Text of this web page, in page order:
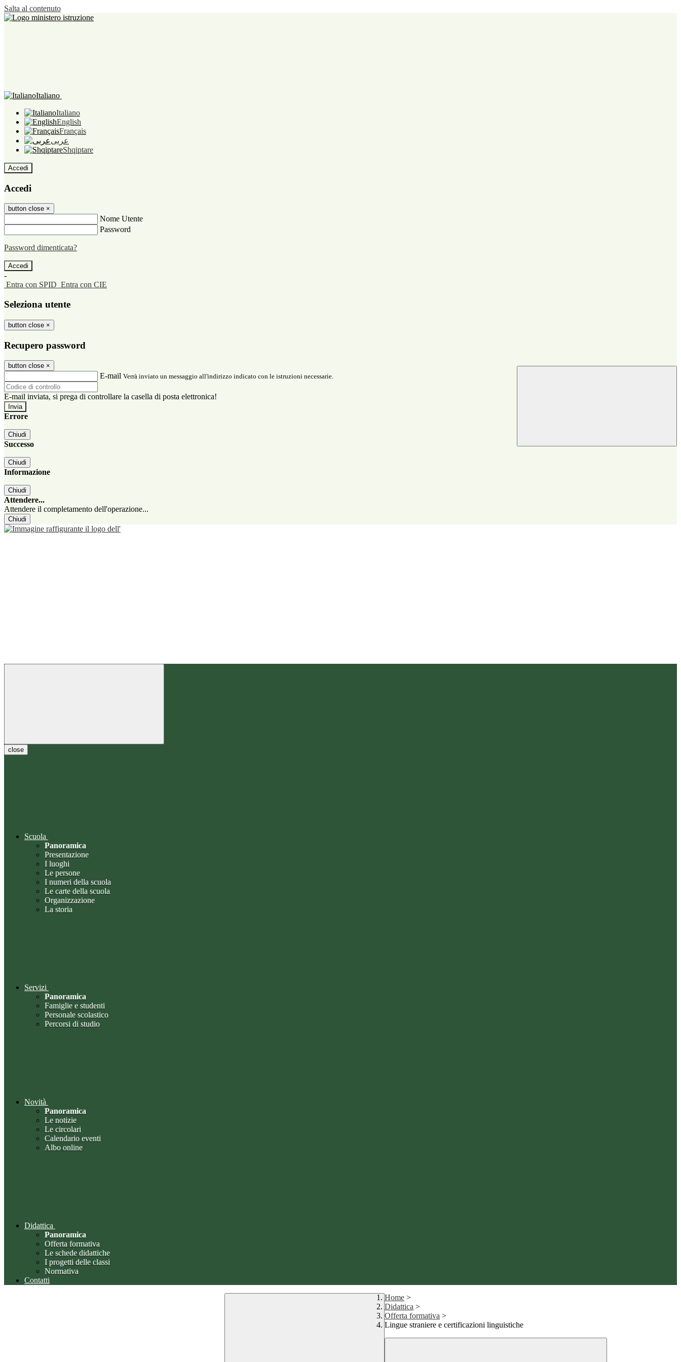
Salta al contenuto
Italiano
Italiano
English
Français
عربى
Shqiptare
Accedi
Accedi
button close ×
Nome Utente
Password
Password dimenticata?
-
Entra con SPID Entra con CIE
Seleziona utente
button close ×
Recupero password
button close ×
E-mail Verrà inviato un messaggio all'indirizzo indicato con le istruzioni necessarie.
E-mail inviata, si prega di controllare la casella di posta elettronica!
Errore
Chiudi
Successo
Chiudi
Informazione
Chiudi
Attendere...
Attendere il completamento dell'operazione...
Chiudi
close
Scuola
Panoramica
Presentazione
I luoghi
Le persone
I numeri della scuola
Le carte della scuola
Organizzazione
La storia
Servizi
Panoramica
Famiglie e studenti
Personale scolastico
Percorsi di studio
Novità
Panoramica
Le notizie
Le circolari
Calendario eventi
Albo online
Didattica
Panoramica
Offerta formativa
Le schede didattiche
I progetti delle classi
Normativa
Contatti
Home >
Didattica >
Offerta formativa >
Lingue straniere e certificazioni linguistiche